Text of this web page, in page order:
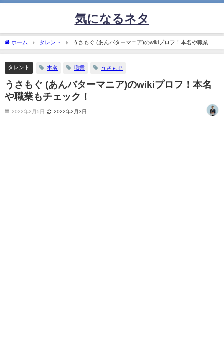
気になるネタ
ホーム タレント
うさもぐ (あんバターマニア)のwikiプロフ！本名や職業も
チェック！
タレント 本名 職業 うさもぐ
うさもぐ (あんバターマニア)のwikiプロフ！本名
や職業もチェック！
2022年2月5日 2022年2月3日